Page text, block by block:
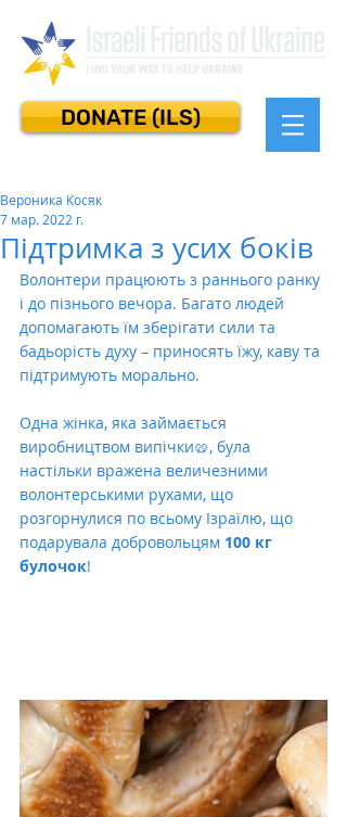
DONATE (ILS)
Підтримка з усих боків
Вероника Косяк
7 мар. 2022 г.
Волонтери працюють з раннього ранку
і до пізнього вечора. Багато людей
допомагають їм зберігати сили та
бадьорість духу – приносять їжу, каву та
підтримують морально.
Одна жінка, яка займається
виробництвом випічки🥨, була
настільки вражена величезними
волонтерськими рухами, що
розгорнулися по всьому Ізраїлю, що
подарувала добровольцям 100 кг
булочок!